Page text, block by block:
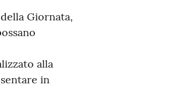
Giornata,
alla
in